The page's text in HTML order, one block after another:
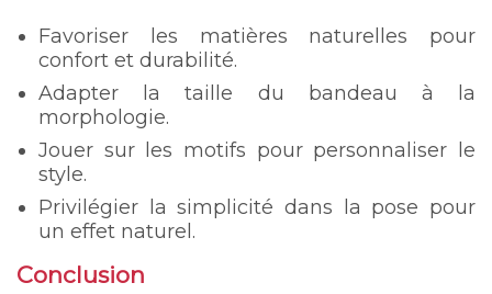
Favoriser les matières naturelles pour
confort et durabilité.
Adapter la taille du bandeau à la
morphologie.
Jouer sur les motifs pour personnaliser le
style.
Privilégier la simplicité dans la pose pour
un effet naturel.
Conclusion